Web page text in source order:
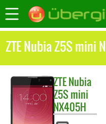
ZTE Nubia Z5S mini
ZTENubia
Z5S mini
NX405H